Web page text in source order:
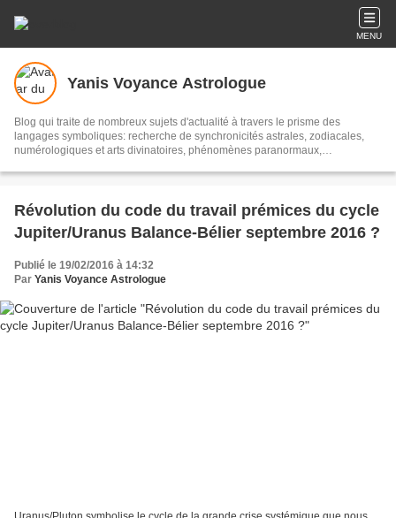
MENU
Yanis Voyance Astrologue
Blog qui traite de nombreux sujets d'actualité à travers le prisme des
langages symboliques: recherche de synchronicités astrales, zodiacales,
numérologiques et arts divinatoires, phénomènes paranormaux,
Révolution du code du travail prémices du cycle
Jupiter/Uranus Balance-Bélier septembre 2016 ?
Publié le 19/02/2016 à 14:32
Par Yanis Voyance Astrologue